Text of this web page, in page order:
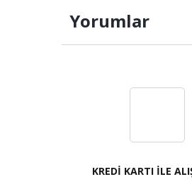
Yorumlar
KREDİ KARTI İLE